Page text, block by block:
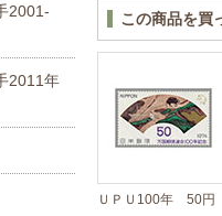
この商品を買
ＵＰＵ100年 50円
2001-
2011年